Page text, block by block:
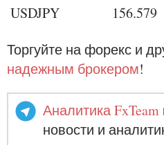
USDJPY
156.579
Торгуйте на форекс и
надежным брокером!
Аналитика FxTeam
новости и